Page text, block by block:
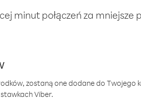
minut połączeń za
zostaną one dodane do
Viber.